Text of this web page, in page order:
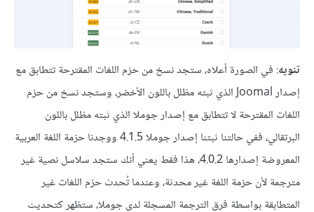
تنويه: في الصورة أعلاه، ستجد نسخ من حزم اللغات المقترحة تتطابق مع
إصدار Joomal الذي ثبته مظلل باللون الأخضر، وستجد نسخ من حزم
اللغات المقترحة لا تتطابق مع إصدار جوملا الذي ثبته مظلل باللون
البرتقالي، ففي حالتنا ثبتنا إصدار جوملا 4.1.5 ووجدنا حزمة اللغة العربية
المعروضة إصدارها 4.0.2، هذا فقط يعني أنك ستجد سلاسل نصية غير
مترجمة لأن حزمة اللغة غير محدثة، وعندما تُحدث حزم اللغات غير
المتطابقة بواسطة فرق الترجمة المسجلة لدى جوملا، ستظهر كتحديث